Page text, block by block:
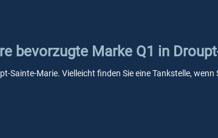
bevorzugte Marke Q1 in
Sainte-Marie. Vielleicht finden Sie eine Tankstelle,